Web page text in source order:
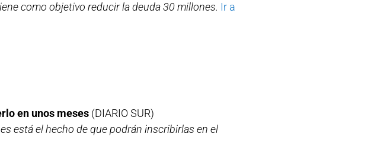
como objetivo reducir la deuda 30 millones. Ir a
en unos meses (DIARIO SUR)
está el hecho de que podrán inscribirlas en el